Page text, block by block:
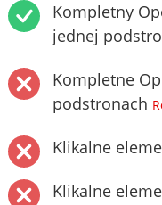
Kompletny
jednej
Kompletne
podstronach
Klikalne
Klikalne